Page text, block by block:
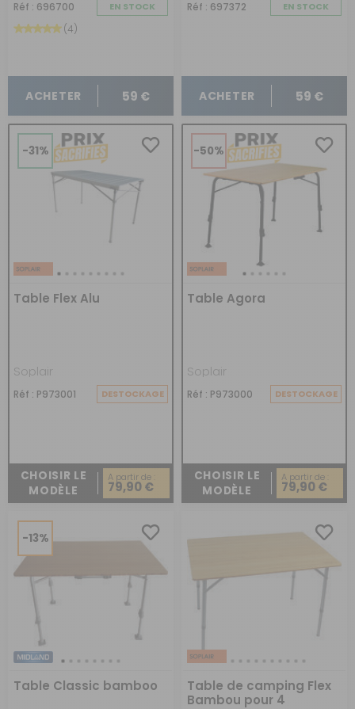
Réf : 696700 EN STOCK
(4)
ACHETER 59 €
Réf : 697372 EN STOCK
ACHETER 59 €
-31%
Table Flex Alu
Soplair
Réf : P973001 DESTOCKAGE
CHOISIR LE
MODÈLE
A partir de :
79,90 €
-50%
Table Agora
Soplair
Réf : P973000 DESTOCKAGE
CHOISIR LE
MODÈLE
A partir de :
79,90 €
-13%
Table Classic bamboo
Table de camping Flex
Bambou pour 4